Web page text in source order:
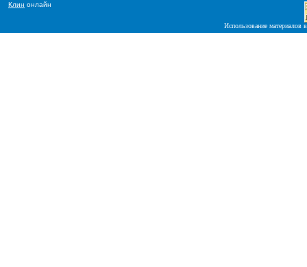
Клин онлайн
Использование материалов